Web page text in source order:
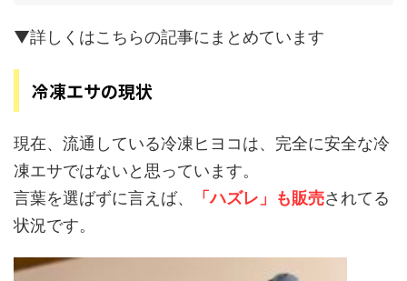
▼詳しくはこちらの記事にまとめています
冷凍エサの現状
現在、流通している冷凍ヒヨコは、完全に安全な冷
凍エサではないと思っています。
言葉を選ばずに言えば、
「ハズレ」も販売されてる
状況です。